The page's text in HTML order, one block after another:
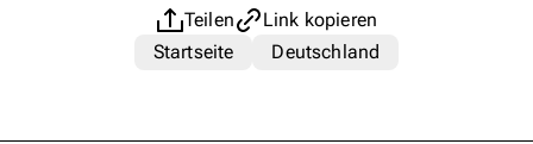
Teilen
Link kopieren
Startseite
Deutschland